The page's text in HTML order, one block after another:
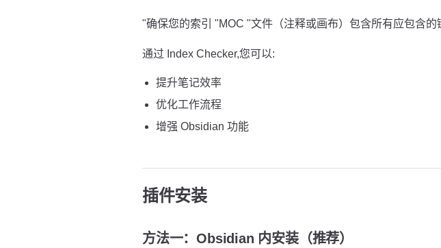
"确保您的索引 "MOC "文件（注释或画布）包含所有应包含的
通过 Index Checker,您可以:
提升笔记效率
优化工作流程
增强 Obsidian 功能
插件安装
方法一：Obsidian 内安装（推荐）